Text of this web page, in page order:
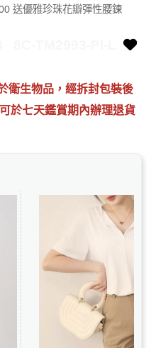
送優雅珍珠花瓣彈性腰鍊
衛生物品，經拆封包裝後
於七天鑑賞期內辦理退貨